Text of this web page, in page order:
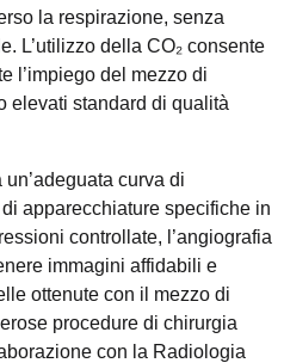
la respirazione, senza
L’utilizzo della CO₂ consente
l’impiego del mezzo di
elevati standard di qualità
curva di
apparecchiature specifiche in
controllate, l’angiografia
immagini affidabili e
ottenute con il mezzo di
procedure di chirurgia
con la Radiologia